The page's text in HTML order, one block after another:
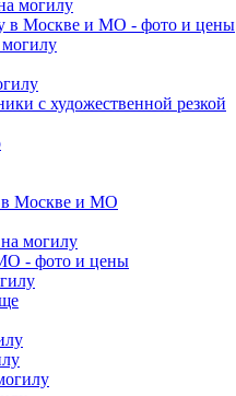
могилу
в Москве и МО - фото и цены
с художественной резкой
в Москве и МО
могилу
- фото и цены